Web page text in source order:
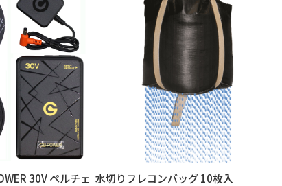
30V ペルチェ 水切りフレコンバッグ 10枚入